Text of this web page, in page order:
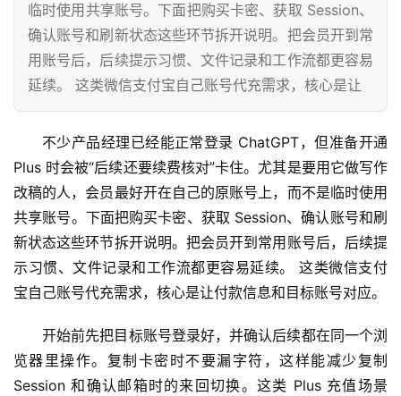
临时使用共享账号。下面把购买卡密、获取 Session、
确认账号和刷新状态这些环节拆开说明。把会员开到常
用账号后，后续提示习惯、文件记录和工作流都更容易
延续。 这类微信支付宝自己账号代充需求，核心是让
不少产品经理已经能正常登录 ChatGPT，但准备开通
Plus 时会被“后续还要续费核对”卡住。尤其是要用它做写作
改稿的人，会员最好开在自己的原账号上，而不是临时使用
共享账号。下面把购买卡密、获取 Session、确认账号和刷
新状态这些环节拆开说明。把会员开到常用账号后，后续提
示习惯、文件记录和工作流都更容易延续。 这类微信支付
宝自己账号代充需求，核心是让付款信息和目标账号对应。
开始前先把目标账号登录好，并确认后续都在同一个浏
览器里操作。复制卡密时不要漏字符，这样能减少复制
Session 和确认邮箱时的来回切换。这类 Plus 充值场景